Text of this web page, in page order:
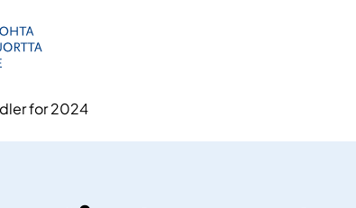
for 2024